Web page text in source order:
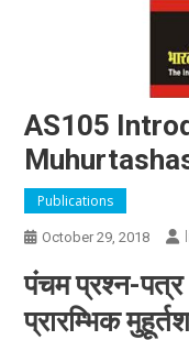
AS105
Publications
October 29, 2018
पंचम प्रश्‍न-
प्रारम्भिक